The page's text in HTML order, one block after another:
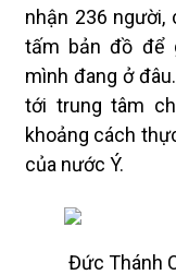
nhận 236 người,
tấm bản đồ để
mình đang ở
tới trung tâm
khoảng cách
của nước Ý.
Đức Thánh